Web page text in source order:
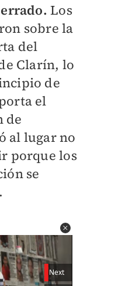
Los
sobre la
del
Clarín, lo
de
el
de
al lugar no
porque los
se